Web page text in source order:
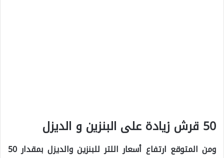
50 قرش زيادة على البنزين و الديزل
ومن المتوقع ارتفاع أسعار اللتر للبنزين والديزل بمقدار 50